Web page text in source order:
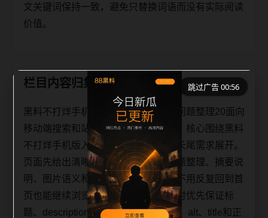
文关键词保持一致，避免只替换词语而没有实际阅读
价值。
栏目内容归集
黑料不打烊手机版入口明星黑料相关问题整理20面向
移动端搜索和站内连续阅读场景整理，核心围绕黑料
不打烊手机版入口、明星黑料和相关长尾需求展开。
页面先给出清晰主题，再补充相关问题整理、摘要说
明、图片语义和可点击入口，让用户不用反复回到首
页也能继续浏览同类内容。每日更新时优先保证标
题、description、canonical、主题图、alt、title和正
跳过广告 00:55